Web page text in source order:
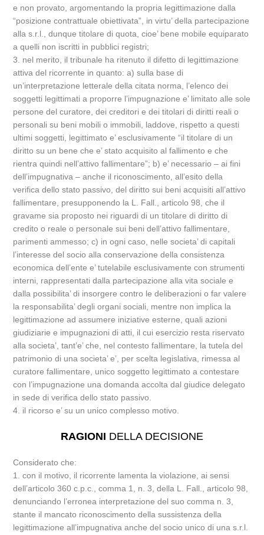
e non provato, argomentando la propria legittimazione dalla
“posizione contrattuale obiettivata”, in virtu’ della partecipazione
alla s.r.l., dunque titolare di quota, cioe’ bene mobile equiparato
a quelli non iscritti in pubblici registri;
3. nel merito, il tribunale ha ritenuto il difetto di legittimazione
attiva del ricorrente in quanto: a) sulla base di
un’interpretazione letterale della citata norma, l’elenco dei
soggetti legittimati a proporre l’impugnazione e’ limitato alle sole
persone del curatore, dei creditori e dei titolari di diritti reali o
personali su beni mobili o immobili, laddove, rispetto a questi
ultimi soggetti, legittimato e’ esclusivamente “il titolare di un
diritto su un bene che e’ stato acquisito al fallimento e che
rientra quindi nell’attivo fallimentare”; b) e’ necessario – ai fini
dell’impugnativa – anche il riconoscimento, all’esito della
verifica dello stato passivo, del diritto sui beni acquisiti all’attivo
fallimentare, presupponendo la L. Fall., articolo 98, che il
gravame sia proposto nei riguardi di un titolare di diritto di
credito o reale o personale sui beni dell’attivo fallimentare,
parimenti ammesso; c) in ogni caso, nelle societa’ di capitali
l’interesse del socio alla conservazione della consistenza
economica dell’ente e’ tutelabile esclusivamente con strumenti
interni, rappresentati dalla partecipazione alla vita sociale e
dalla possibilita’ di insorgere contro le deliberazioni o far valere
la responsabilita’ degli organi sociali, mentre non implica la
legittimazione ad assumere iniziative esterne, quali azioni
giudiziarie e impugnazioni di atti, il cui esercizio resta riservato
alla societa’, tant’e’ che, nel contesto fallimentare, la tutela del
patrimonio di una societa’ e’, per scelta legislativa, rimessa al
curatore fallimentare, unico soggetto legittimato a contestare
con l’impugnazione una domanda accolta dal giudice delegato
in sede di verifica dello stato passivo.
4. il ricorso e’ su un unico complesso motivo.
RAGIONI DELLA DECISIONE
Considerato che:
1. con il motivo, il ricorrente lamenta la violazione, ai sensi
dell’articolo 360 c.p.c., comma 1, n. 3, della L. Fall., articolo 98,
denunciando l’erronea interpretazione del suo comma n. 3,
stante il mancato riconoscimento della sussistenza della
legittimazione all’impugnativa anche del socio unico di una s.r.l.